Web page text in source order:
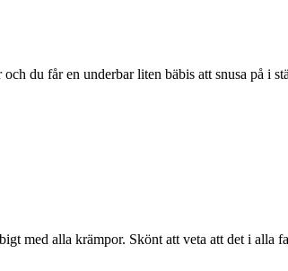
du får en underbar liten bäbis att snusa på i
med alla krämpor. Skönt att veta att det i